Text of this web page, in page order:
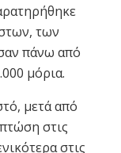
των
πάνω από
μόρια.
μετά από
στις
στις